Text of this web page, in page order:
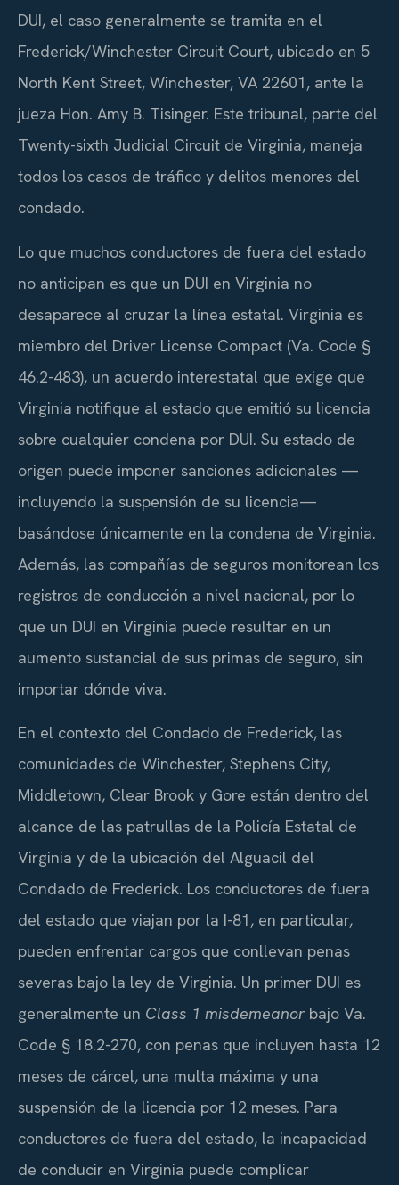
DUI, el caso generalmente se tramita en el
Frederick/Winchester Circuit Court, ubicado en 5
North Kent Street, Winchester, VA 22601, ante la
jueza Hon. Amy B. Tisinger. Este tribunal, parte del
Twenty-sixth Judicial Circuit de Virginia, maneja
todos los casos de tráfico y delitos menores del
condado.
Lo que muchos conductores de fuera del estado
no anticipan es que un DUI en Virginia no
desaparece al cruzar la línea estatal. Virginia es
miembro del Driver License Compact (Va. Code §
46.2-483), un acuerdo interestatal que exige que
Virginia notifique al estado que emitió su licencia
sobre cualquier condena por DUI. Su estado de
origen puede imponer sanciones adicionales —
incluyendo la suspensión de su licencia—
basándose únicamente en la condena de Virginia.
Además, las compañías de seguros monitorean los
registros de conducción a nivel nacional, por lo
que un DUI en Virginia puede resultar en un
aumento sustancial de sus primas de seguro, sin
importar dónde viva.
En el contexto del Condado de Frederick, las
comunidades de Winchester, Stephens City,
Middletown, Clear Brook y Gore están dentro del
alcance de las patrullas de la Policía Estatal de
Virginia y de la ubicación del Alguacil del
Condado de Frederick. Los conductores de fuera
del estado que viajan por la I-81, en particular,
pueden enfrentar cargos que conllevan penas
severas bajo la ley de Virginia. Un primer DUI es
generalmente un Class 1 misdemeanorbajo Va.
Code § 18.2-270, con penas que incluyen hasta 12
meses de cárcel, una multa máxima y una
suspensión de la licencia por 12 meses. Para
conductores de fuera del estado, la incapacidad
de conducir en Virginia puede complicar